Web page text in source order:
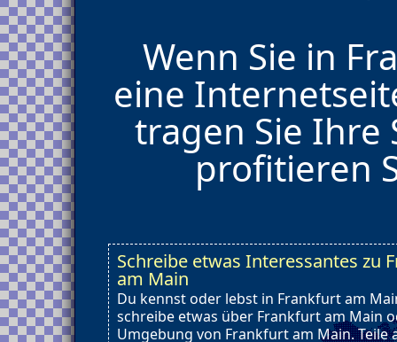
Wenn Sie in
eine
tragen Sie Ihre
profitieren
Schreibe etwas Interessantes zu
am Main
Du kennst oder lebst in Frankfurt am
schreibe etwas über Frankfurt am Main
Umgebung von Frankfurt am Main. Teile